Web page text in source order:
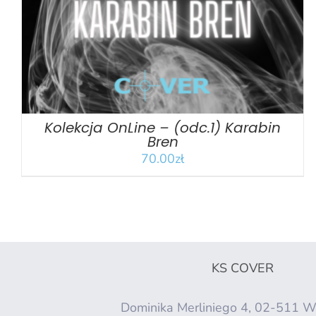
Kolekcja OnLine – (odc.1) Karabin
Bren
70.00zł
KS COVER
Dominika Merliniego 4, 02-511